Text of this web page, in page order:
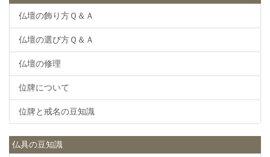
仏壇の飾り方Ｑ＆Ａ
仏壇の選び方Ｑ＆Ａ
仏壇の修理
位牌について
位牌と戒名の豆知識
仏具の豆知識